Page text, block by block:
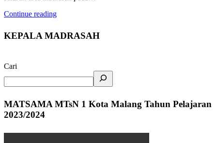
Continue reading
KEPALA MADRASAH
Cari
MATSAMA MTsN 1 Kota Malang Tahun Pelajaran
2023/2024